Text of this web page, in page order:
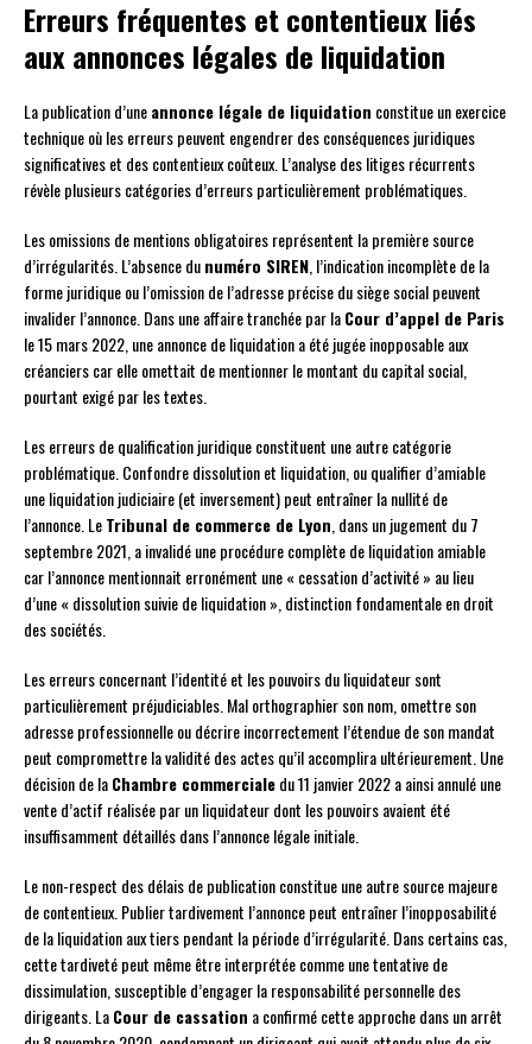
Erreurs fréquentes et contentieux liés
aux annonces légales de liquidation
La publication d’uneannonce légale de liquidation constitue un exercice
technique où les erreurs peuvent engendrer des conséquences juridiques
significatives et des contentieux coûteux. L’analyse des litiges récurrents
révèle plusieurs catégories d’erreurs particulièrement problématiques.
Les omissions de mentions obligatoires représentent la première source
d’irrégularités. L’absence dunuméro SIREN , l’indication incomplète de la
forme juridique ou l’omission de l’adresse précise du siège social peuvent
invalider l’annonce. Dans une affaire tranchée par laCour d’appel de Paris
le 15 mars 2022, une annonce de liquidation a été jugée inopposable aux
créanciers car elle omettait de mentionner le montant du capital social,
pourtant exigé par les textes.
Les erreurs de qualification juridique constituent une autre catégorie
problématique. Confondre dissolution et liquidation, ou qualifier d’amiable
une liquidation judiciaire (et inversement) peut entraîner la nullité de
l’annonce. LeTribunal de commerce de Lyon , dans un jugement du 7
septembre 2021, a invalidé une procédure complète de liquidation amiable
car l’annonce mentionnait erronément une « cessation d’activité » au lieu
d’une « dissolution suivie de liquidation », distinction fondamentale en droit
des sociétés.
Les erreurs concernant l’identité et les pouvoirs du liquidateur sont
particulièrement préjudiciables. Mal orthographier son nom, omettre son
adresse professionnelle ou décrire incorrectement l’étendue de son mandat
peut compromettre la validité des actes qu’il accomplira ultérieurement. Une
décision de laChambre commercialedu 11 janvier 2022 a ainsi annulé une
vente d’actif réalisée par un liquidateur dont les pouvoirs avaient été
insuffisamment détaillés dans l’annonce légale initiale.
Le non-respect des délais de publication constitue une autre source majeure
de contentieux. Publier tardivement l’annonce peut entraîner l’inopposabilité
de la liquidation aux tiers pendant la période d’irrégularité. Dans certains cas,
cette tardiveté peut même être interprétée comme une tentative de
dissimulation, susceptible d’engager la responsabilité personnelle des
dirigeants. LaCour de cassation a confirmé cette approche dans un arrêt